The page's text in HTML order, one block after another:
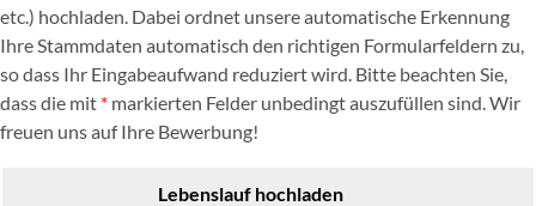
etc.) hochladen. Dabei ordnet unsere automatische Erkennung
Ihre Stammdaten automatisch den richtigen Formularfeldern zu,
so dass Ihr Eingabeaufwand reduziert wird. Bitte beachten Sie,
dass die mit * markierten Felder unbedingt auszufüllen sind. Wir
freuen uns auf Ihre Bewerbung!
Lebenslauf hochladen